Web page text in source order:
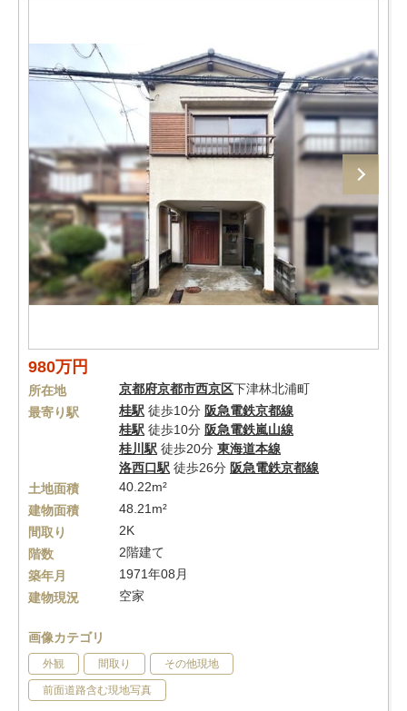
980万円
所在地 京都府京都市西京区下津林北浦町
最寄り駅
桂駅 徒歩10分 阪急電鉄京都線
桂駅 徒歩10分 阪急電鉄嵐山線
桂川駅 徒歩20分 東海道本線
洛西口駅 徒歩26分 阪急電鉄京都線
土地面積
40.22m²
建物面積
48.21m²
間取り
2K
階数
2階建て
築年月
1971年08月
建物現況
空家
画像カテゴリ
外観 間取り その他現地
前面道路含む現地写真